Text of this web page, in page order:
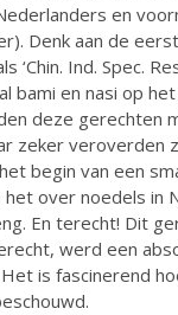
en
Denk aan de
Ind. Spec.
bami en nasi op
deze gerechten
zeker veroverden
begin van een
over noedels in
En terecht! Dit
werd een
is fascinerend